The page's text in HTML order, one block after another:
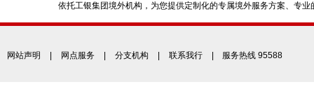
依托工银集团境外机构，为您提供定制化的专属境外服务方案、专业
网站声明 网点服务 分支机构 联系我行 | 服务热线 95588